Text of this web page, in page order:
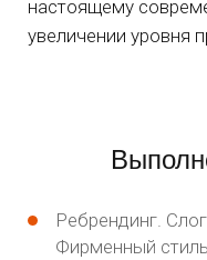
настоящему
увеличении уровня
Ребрендинг.
Фирменный